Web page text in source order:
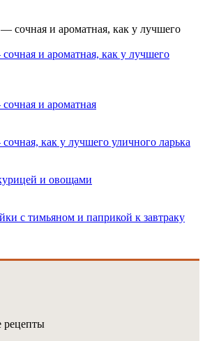
и ароматная, как у лучшего
и ароматная
как у лучшего уличного ларька
и овощами
с тимьяном и паприкой к завтраку
рецепты